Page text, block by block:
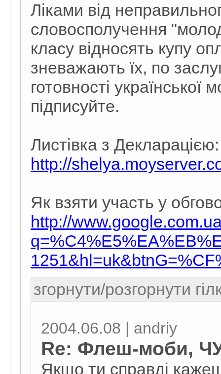
Ліками від
словосполучення
класу відносять купу
зневажають їх, по
готовності
підписуйте.
Листівка з Декларацією:
http://
Як взяти участь у
http://
згорнути/розгорнути
2004.06.08 | andriy
Re: Флеш-моби,
Якщо ти справді